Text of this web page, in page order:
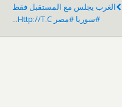
الغرب يجلس مع المستقبل فقط
#سوريا #مصر Http://t.c...